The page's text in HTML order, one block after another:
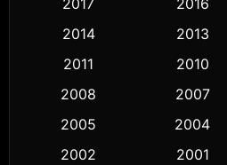
Comedy ตลก
Crime อาชญากรรม
Cult Film
2017
2016
2014
2013
2011
2010
2008
2007
2005
2004
2002
2001